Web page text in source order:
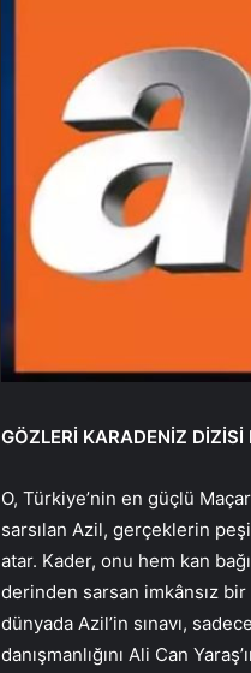
GÖZLERİ KARADENİZ DİZİSİ
O, Türkiye’nin en güçlü
sarsılan Azil, gerçeklerin
atar. Kader, onu hem kan
derinden sarsan imkânsız
dünyada Azil’in sınavı,
danışmanlığını Ali Can